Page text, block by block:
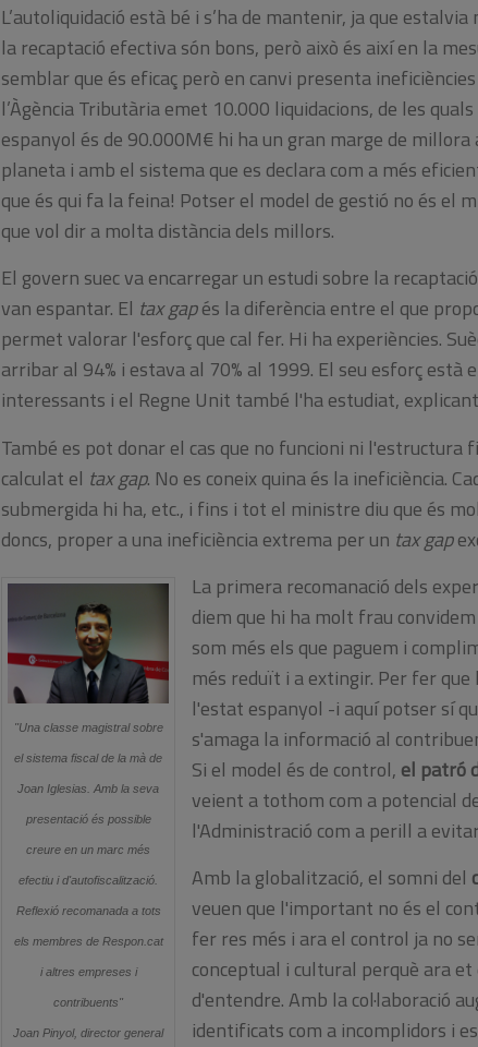
L’autoliquidació està bé i s’ha de mantenir, ja que
la recaptació efectiva són bons, però això és així en la
semblar que és eficaç però en canvi presenta
l’Àgència Tributària emet 10.000 liquidacions, de les
espanyol és de 90.000M€ hi ha un gran marge de
planeta i amb el sistema que es declara com a més
que és qui fa la feina! Potser el model de gestió no és el
que vol dir a molta distància dels millors.
El govern suec va encarregar un estudi sobre la
van espantar. El tax gapés la diferència entre el que
permet valorar l'esforç que cal fer. Hi ha experiències.
arribar al 94% i estava al 70% al 1999. El seu esforç
interessants i el Regne Unit també l'ha estudiat,
També es pot donar el cas que no funcioni ni
calculat el tax gap. No es coneix quina és la ineficiència.
submergida hi ha, etc., i fins i tot el ministre diu que és
doncs, proper a una ineficiència extrema per un tax gap
"Una classe magistral sobre
el sistema fiscal de la mà de
Joan Iglesias. Amb la seva
presentació és possible
creure en un marc més
efectiu i d'autofiscalització.
Reflexió recomanada a tots
els membres de Respon.cat
i altres empreses i
contribuents"
Joan Pinyol, director general
La primera recomanació dels
diem que hi ha molt frau
som més els que paguem i
més reduït i a extingir. Per fer
l'estat espanyol -i aquí potser sí
s'amaga la informació al
Si el model és de control, el patró
veient a tothom com a potencial
l'Administració com a perill a
Amb la globalització, el somni del
veuen que l'important no és el
fer res més i ara el control ja no
conceptual i cultural perquè ara
d'entendre. Amb la col·laboració
identificats com a incomplidors i